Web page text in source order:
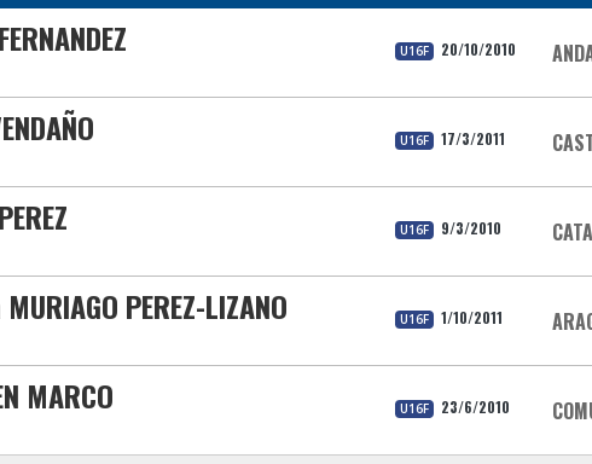
U16F 20/10/2010
U16F 17/3/2011
U16F 9/3/2010
PEREZ-LIZANO U16F 1/10/2011
MARCO U16F 23/6/2010